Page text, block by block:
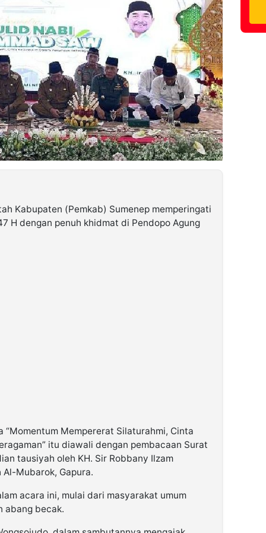
Kabupaten (Pemkab) Sumenep memperingati
H dengan penuh khidmat di Pendopo Agung
“Momentum Mempererat Silaturahmi, Cinta
itu diawali dengan pembacaan Surat
tausiyah oleh KH. Sir Robbany Ilzam
Mubarok, Gapura.
acara ini, mulai dari masyarakat umum
abang becak.